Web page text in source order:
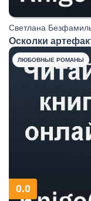
Светлана
Осколки
ЛЮБОВНЫЕ РОМАНЫ
0.0